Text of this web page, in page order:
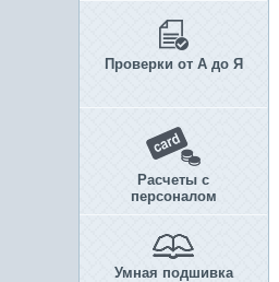
Проверки от А до Я
Расчеты с
персоналом
Умная подшивка